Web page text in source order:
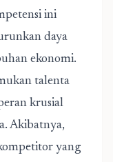
ini
daya
ekonomi.
talenta
krusial
Akibatnya,
yang